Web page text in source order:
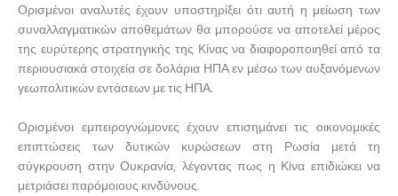
Ορισμένοι αναλυτές έχουν υποστηρίξει ότι αυτή η μείωση των
συναλλαγματικών αποθεμάτων θα μπορούσε να αποτελεί μέρος
της ευρύτερης στρατηγικής της Κίνας να διαφοροποιηθεί από τα
περιουσιακά στοιχεία σε δολάρια ΗΠΑ εν μέσω των αυξανόμενων
γεωπολιτικών εντάσεων με τις ΗΠΑ.
Ορισμένοι εμπειρογνώμονες έχουν επισημάνει τις οικονομικές
επιπτώσεις των δυτικών κυρώσεων στη Ρωσία μετά τη
σύγκρουση στην Ουκρανία, λέγοντας πως η Κίνα επιδιώκει να
μετριάσει παρόμοιους κινδύνους.